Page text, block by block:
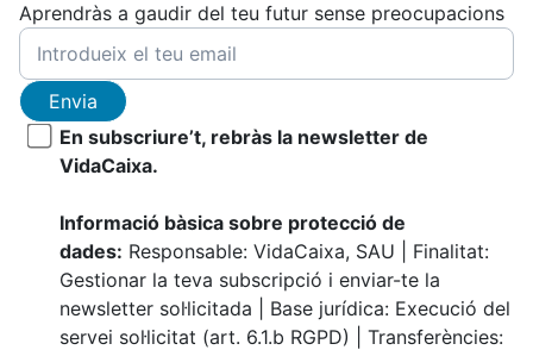
Aprendràs a gaudir del teu futur sense preocupacions
Envia
En subscriure’t, rebràs la newsletter de
VidaCaixa.
Informació bàsica sobre protecció de
dades: Responsable: VidaCaixa, SAU | Finalitat:
Gestionar la teva subscripció i enviar-te la
newsletter sol·licitada | Base jurídica: Execució del
servei sol·licitat (art. 6.1.b RGPD) | Transferències: